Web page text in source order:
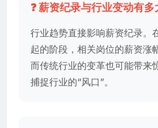
❓ 薪资纪录与行业变动有多
行业趋势直接影响薪资纪录。
起的阶段，相关岗位的薪资涨
而传统行业的变革也可能带来
捕捉行业的“风口”。